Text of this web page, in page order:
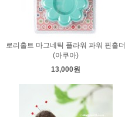
로리홀트 마그네틱 플라워 파워 핀홀더
(아쿠아)
13,000원